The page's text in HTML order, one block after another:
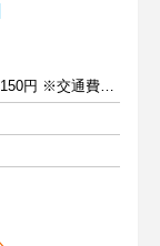
時給1080円～【早朝】時給+150円 ※交通費支給